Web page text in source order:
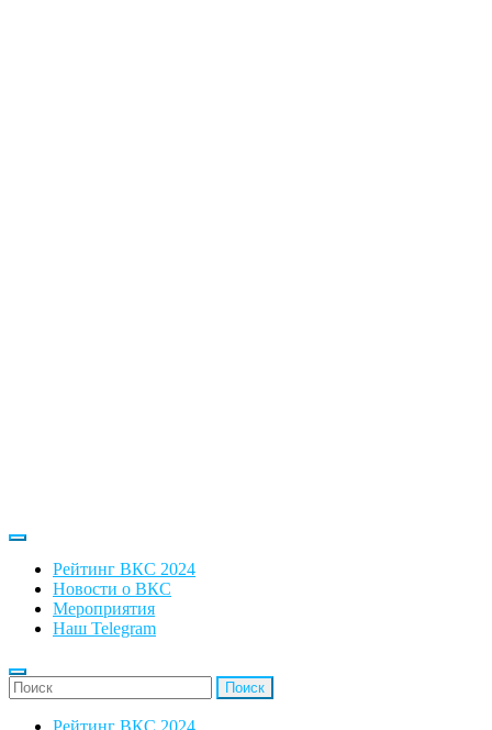
Рейтинг ВКС 2024
Новости о ВКС
Мероприятия
Наш Telegram
'Найти:
Рейтинг ВКС 2024